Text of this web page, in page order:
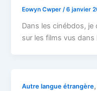
Eowyn Cwper/6 janvier
Dans les cinébdos, je
sur les films vus dans
Autre langue étrangère,